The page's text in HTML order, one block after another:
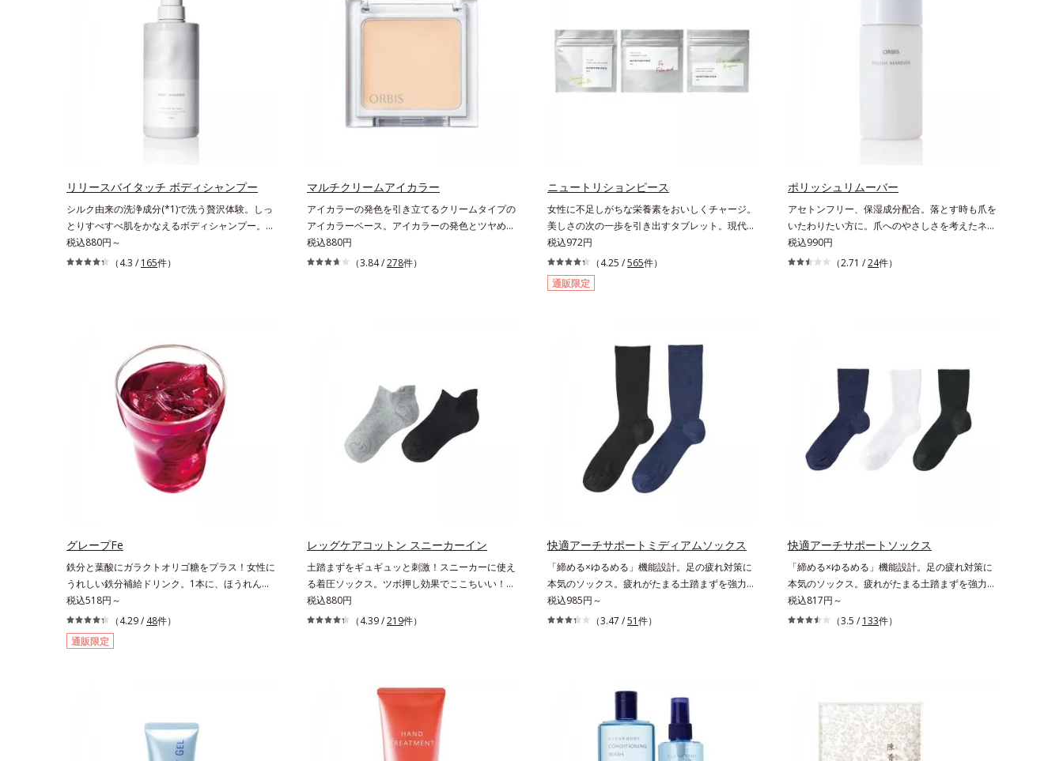
で納得できる、褒められ髪をご体感ください。
時間キープ。目元ケア成分(*)で目元の負担も軽
す。* ダイマージリノール酸ダイマージレイルビ
ス（ベヘニル/イソステアリル/フィトステリル）
配合＝感触向上成分
リリースバイタッチ ボディシャンプー
シルク由来の洗浄成分(*1)で洗う贅沢体験。しっ
とりすべすべ肌をかなえるボディシャンプー。リ
リースバイタッチ ボディシャンプーふわもこ濃
密泡がからだをやさしく包み、しっとりすべすべ
着成分(*2)配合で、保湿成分が肌にぴたっと密
着。洗い流した後も必要なうるおいをキープし
て、つっぱり感のない、ずっと触っていたくなる
ようななめらか肌をかなえます。キメが細かい泡
はやさしい肌あたり。“いたわるボディケア”で、
バスタイムに癒しのひとときをもたらします。
*1 ラウロイルシルクアミノ酸K*2 異性化糖
税込880円～
（4.3 / 165件）
マルチクリームアイカラー
アイカラーの発色を引き立てるクリームタイプの
アイカラーベース。アイカラーの発色とツヤめき
を最大限に引き立てる、クリームタイプのアイカ
ラーベースです。アイカラーのベースに仕込め
税込880円
（3.84 /278件）
ニュートリションピース
女性に不足しがちな栄養素をおいしくチャージ。
美しさの次の一歩を引き出すタブレット。現代女
性に不足しがちな栄養素に着目。ぽいっとひと口
補いやすい６種類の「キレイの素」、タブレット
タイプのサプリメントシリーズです。女性の不足
栄養素No.1 鉄分に葉酸をプラス、印象づける晴
ミンC＆ビタミンB2」、スムーズなリズムづくり
で快調を目指す「オリゴ糖＆酵素」、いつだって
イキイキ、あなたらしい表情をサポートする「ビ
タミンB群＆アミノ酸」、スマホ漬けの日々をケ
アしてうるっとクリアな1日のスタートに「ビタ
ミンA＆ルテイン」、紫外線を気にかける女性こ
そ不足しやすい栄養素をチャージして、安定した
美しさをサポートする「カルシウム＆ビタミン
D」の全６種類。体の中からキレイの土台を整
え、美しさの次の一歩を引き出します。水なしで
風味だから、おやつ感覚でおいしく楽しく続けら
税込972円
（4.25 /565件）
通販限定
ポリッシュリムーバー
アセトンフリー、保湿成分配合。落とす時も爪を
いたわりたい方に。爪へのやさしさを考えたネイ
ルリムーバー（除光液）です。アセトンフリー処
方で、さらに6種(*)のネイルケア成分配合。爪を
税込990円
（2.71 /24件）
グレープFe
鉄分と葉酸にガラクトオリゴ糖をプラス！女性に
うれしい鉄分補給ドリンク。1本に、ほうれん草
約2.1束分(*)の鉄分と、葉酸とガラクトオリゴ糖
を配合した、飲みやすい鉄分補給ドリンクです。
女性特有の周期をラクにサポートする3つの成分
を凝縮し、さらに吸収を助けるビタミンB6、
です。* 「五訂増補日本食品標準成分表2020」
より、ほうれん草（ゆで）1束210gとして可食部
税込518円～
（4.29 / 48件）
通販限定
レッグケアコットン スニーカーイン
土踏まずをギュギュッと刺激！スニーカーに使え
る着圧ソックス。ツボ押し効果でここちいい！ス
ニーカーに最適な、くるぶし丈の着圧ソックスで
す。土踏まず部分がリブ編みで、ギュギュッとツ
はけるのも魅力です。生地が厚ぼったくないので
靴ひもをゆるめずにサッとはけ、お出かけに手間
税込880円
（4.39 /219件）
快適アーチサポートミディアムソックス
「締める×ゆるめる」機能設計。足の疲れ対策に
本気のソックス。疲れがたまる土踏まずを強力に
サポート足は、思いのほか疲れがたまる場所。毎
晩「ダル重」の方も多いのでは？そんな足の疲れ
税込985円～
（3.47 /51件）
快適アーチサポートソックス
「締める×ゆるめる」機能設計。足の疲れ対策に
本気のソックス。疲れがたまる土踏まずを強力に
サポート足は、思いのほか疲れがたまる場所。毎
晩「ダル重」の方も多いのでは？そんな足の疲れ
税込817円～
（3.5 / 133件）